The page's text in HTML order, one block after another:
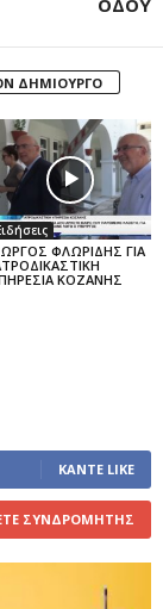
ΔΗΜΙΟΥΡΓΟ
ΦΛΩΡΙΔΗΣ ΓΙΑ
ΚΟΖΑΝΗΣ
ΚΆΝΤΕ LIKE
ΣΥΝΔΡΟΜΗΤΉΣ